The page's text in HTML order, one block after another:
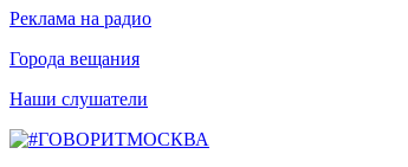
Реклама на радио
Города вещания
Наши слушатели